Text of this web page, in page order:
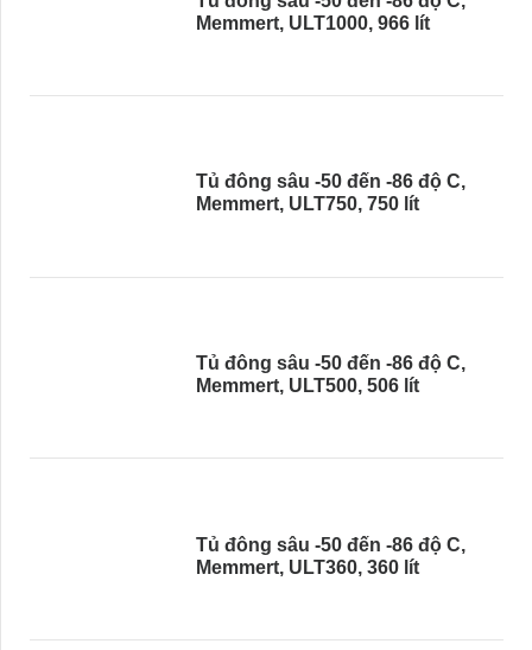
Memmert, ULT1000, 966 lít
Tủ đông sâu -50 đến -86 độ C,
Memmert, ULT750, 750 lít
Tủ đông sâu -50 đến -86 độ C,
Memmert, ULT500, 506 lít
Tủ đông sâu -50 đến -86 độ C,
Memmert, ULT360, 360 lít